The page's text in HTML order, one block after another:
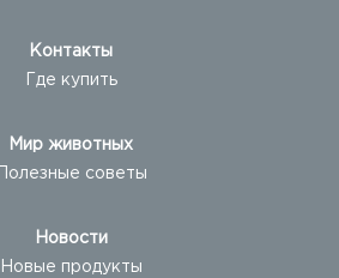
Контакты
Где купить
Мир животных
Полезные советы
Новости
Новые продукты